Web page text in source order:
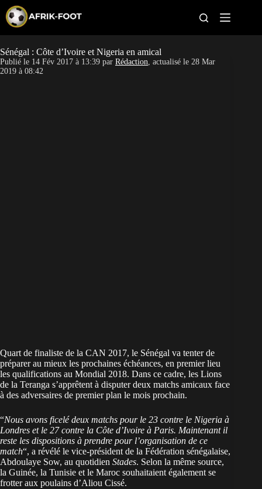
p
t
o
c
CAN féminine
Sénégal : Côte d’Ivoire et Nigeria en amical
Publié le 14 Fév 2017 à 13:39 par Rédaction, actualisé le 28 Mar
2019 à 08:42
Quart de finaliste de la CAN 2017, le Sénégal va tenter de
préparer au mieux les prochaines échéances, en premier lieu
les qualifications au Mondial 2018. Dans ce cadre, les Lions
de la Teranga s’apprêtent à disputer deux matchs amicaux face
à des adversaires de premier plan le mois prochain.
“Nous avons ficelé deux matchs pour le 23 contre le Nigeria à
Londres et le 27 contre la Côte d’Ivoire à Paris. Maintenant il
reste les dispositions à prendre pour l’organisation de ce
match“, a révélé le vice-président de la Fédération sénégalaise,
Abdoulaye Sow, au quotidien Stades. Selon la même source,
la Guinée, la Tunisie et le Maroc souhaitaient également se
frotter aux poulains d’Aliou Cissé.